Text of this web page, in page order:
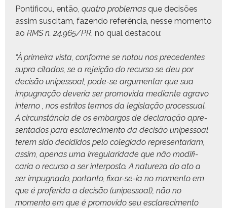
Pon­tif­i­cou, então, qua­tro prob­le­mas que decisões
assim sus­ci­tam, fazen­do refer­ên­cia, nesse momen­to
ao RMS n. 24.965/PR , no qual destacou:
“À primeira vista, con­forme se notou nos prece­dentes
supra cita­dos, se a rejeição do recur­so se deu por
decisão unipes­soal, pode-se argu­men­tar que sua
impug­nação dev­e­ria ser pro­movi­da medi­ante agra­vo
inter­no , nos estri­tos ter­mos da leg­is­lação proces­su­al.
A cir­cun­stân­cia de os embar­gos de declar­ação apre­
sen­ta­dos para esclarec­i­men­to da decisão unipes­soal
terem sido deci­di­dos pelo cole­gia­do rep­re­sen­tari­am,
assim, ape­nas uma irreg­u­lar­i­dade que não mod­i­fi­
caria o recur­so a ser inter­pos­to. A natureza do ato a
ser impug­na­do, por­tan­to, fixar-se-ia no momen­to em
que é pro­feri­da a decisão (unipes­soal), não no
momen­to em que é pro­movi­do seu esclarec­i­men­to